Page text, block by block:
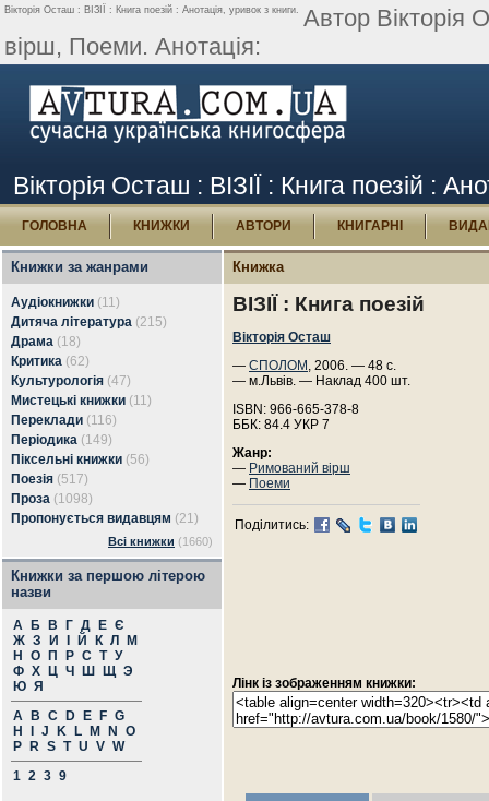
Вікторія Осташ : ВІЗІЇ : Книга поезій : Анотація, уривок з книги. Автор Вікторія
вірш, Поеми. Анотація:
Вікторія Осташ : ВІЗІЇ : Книга поезій :
ГОЛОВНА КНИЖКИ АВТОРИ КНИГАРНІ
Книжки за жанрами
Аудіокнижки (11)
Дитяча література (215)
Драма (18)
Критика (62)
Культурологія (47)
Мистецькі книжки (11)
Переклади (116)
Періодика (149)
Піксельні книжки (56)
Поезія (517)
Проза (1098)
Пропонується видавцям (21)
Всі книжки (1660)
Книжки за першою літерою
назви
А Б В Г Д Е Є
Ж З И Й К Л
М
Н
О П Р С Т У
Ф Х Ц Ч Ш Щ Э
Ю Я
A
B C D E F G
H
J K L M N
O
P
R S T U V W
1 2 3 9
Книжка
ВІЗІЇ : Книга поезій
Вікторія Осташ
— СПОЛОМ , 2006. — 48 с.
— м.Львів. — Наклад 400 шт.
ISBN: 966-665-378-8
ББК: 84.4 УКР 7
Жанр:
— Римований вірш
— Поеми
Поділитись:
Лінк із зображенням книжки: